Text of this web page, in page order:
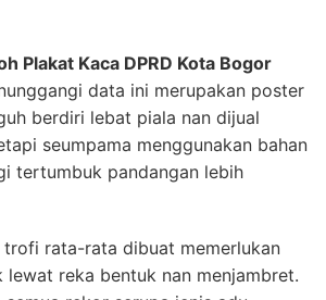
Plakat Kaca DPRD Kota Bogor
data ini merupakan poster
berdiri lebat piala nan dijual
seumpama menggunakan bahan
tertumbuk pandangan lebih
trofi rata-rata dibuat memerlukan
lewat reka bentuk nan menjambret.